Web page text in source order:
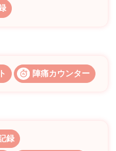
陣痛カウンター
録